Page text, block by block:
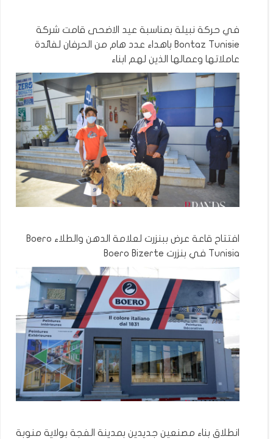
في حركة نبيلة بمناسبة عيد الاضحى قامت شركة
Bontaz Tunisie باهداء عدد هام من الحرفان لفائدة
عاملاتها وعمالها الذين لهم ابناء
افتتاح قاعة عرض ببنزرت لعلامة الدهن والطلاء Boero
Tunisia في بنزرت Boero Bizerte
انطلاق بناء مصنعين جديدين بمدينة الفجة بولاية منوبة